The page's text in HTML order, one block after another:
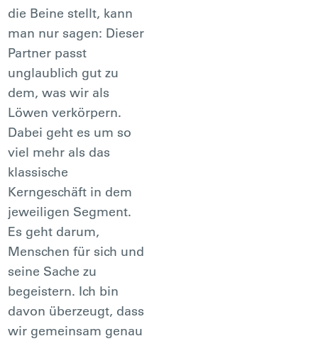
die Beine stellt, kann
man nur sagen: Dieser
Partner passt
unglaublich gut zu
dem, was wir als
Löwen verkörpern.
Dabei geht es um so
viel mehr als das
klassische
Kerngeschäft in dem
jeweiligen Segment.
Es geht darum,
Menschen für sich und
seine Sache zu
begeistern. Ich bin
davon überzeugt, dass
wir gemeinsam genau